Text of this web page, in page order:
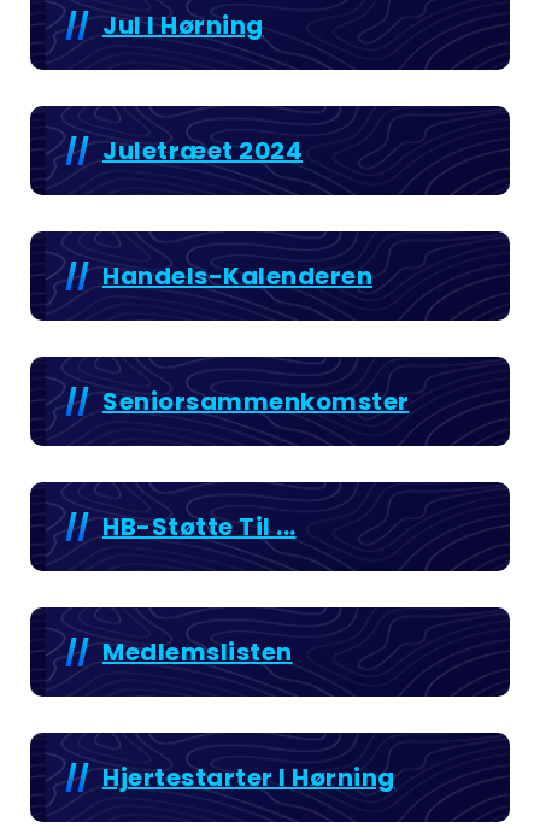
Jul I Hørning
Juletræet 2024
Handels-Kalenderen
Seniorsammenkomster
HB-Støtte Til ...
Medlemslisten
Hjertestarter I Hørning